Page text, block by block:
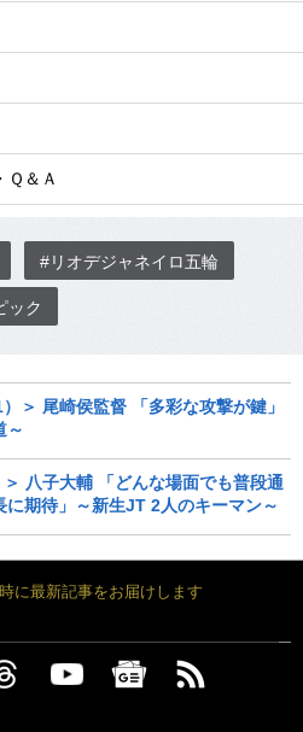
Ｑ＆Ａ
#リオデジャネイロ五輪
ック
＞ 尾崎侯監督 「多彩な攻撃が鍵」
～
八子大輔 「どんな場面でも普段通
に期待」～新生JT 2人のキーマン～
に最新記事をお届けします